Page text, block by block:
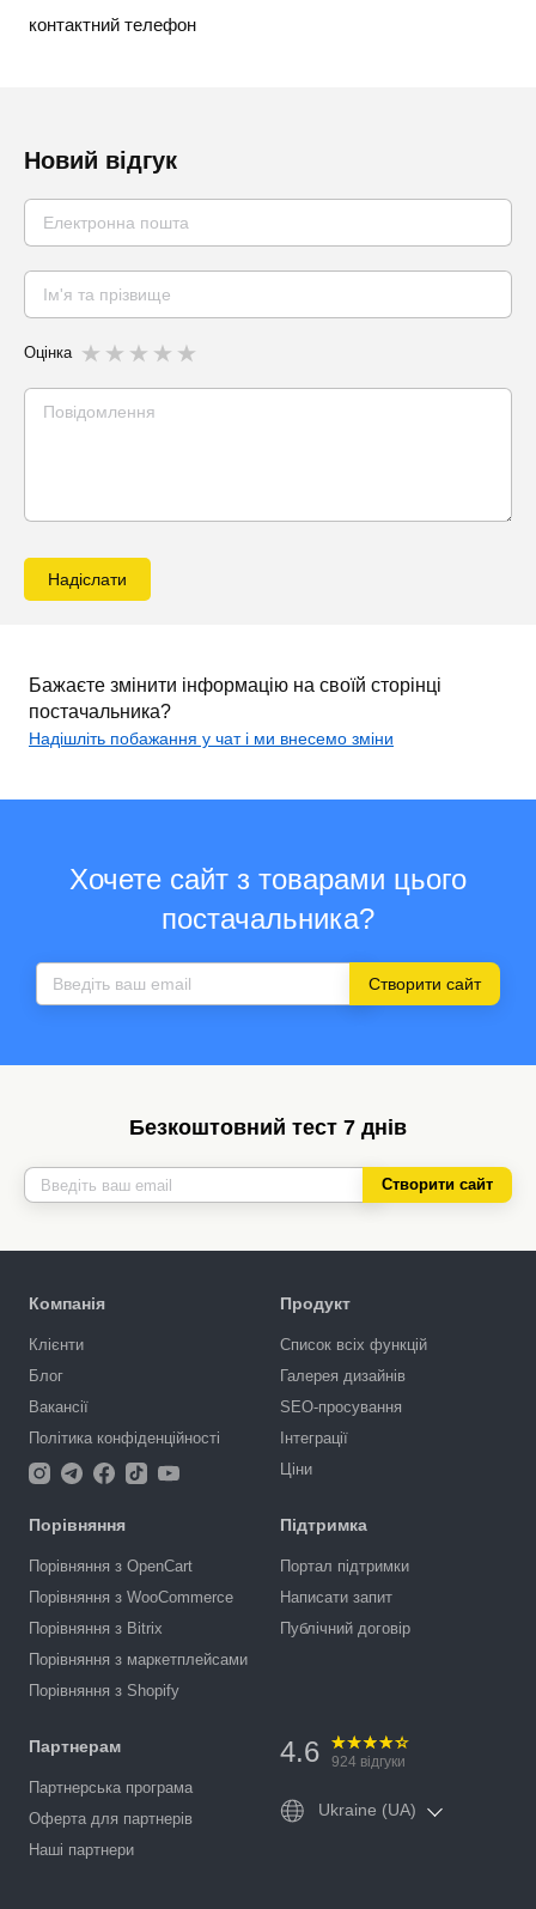
контактний телефон
Новий відгук
Оцінка
Надіслати
Бажаєте змінити інформацію на своїй сторінці
постачальника?
Надішліть побажання у чат і ми внесемо зміни
Хочете сайт з товарами цього
постачальника?
Створити сайт
Безкоштовний тест 7 днів
Створити сайт
Компанія
Клієнти
Блог
Вакансії
Політика конфіденційності
Продукт
Список всіх функцій
Галерея дизайнів
SEO-просування
Інтеграції
Ціни
Порівняння
Порівняння з OpenCart
Порівняння з WooCommerce
Порівняння з Bitrix
Порівняння з маркетплейсами
Порівняння з Shopify
Підтримка
Портал підтримки
Написати запит
Публічний договір
Партнерам
Партнерська програма
Оферта для партнерів
Наші партнери
4.6 924 відгуки
Ukraine (UA)